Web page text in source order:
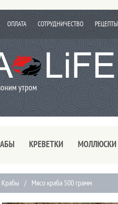
ОПЛАТА СОТРУДНИЧЕСТВО РЕЦЕПТЫ
утром
КРЕВЕТКИ МОЛЛЮСКИ
Крабы / Мясо краба 500 грамм